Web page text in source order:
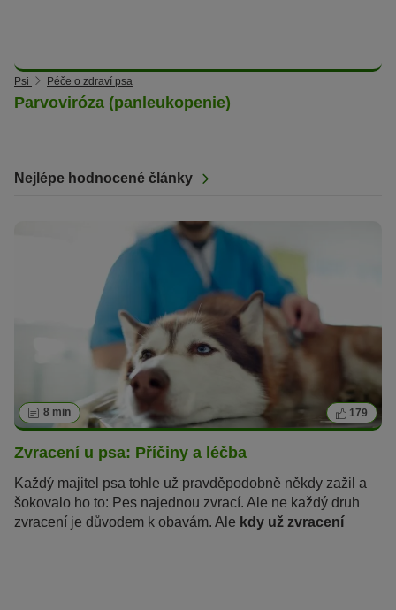
Psi Péče o zdraví psa
Parvoviróza (panleukopenie)
Nejlépe hodnocené články
8 min 179
Zvracení u psa: Příčiny a léčba
Každý majitel psa tohle už pravděpodobně někdy zažil a
šokovalo ho to: Pes najednou zvrací. Ale ne každý druh
zvracení je důvodem k obavám. Ale kdy už zvracení